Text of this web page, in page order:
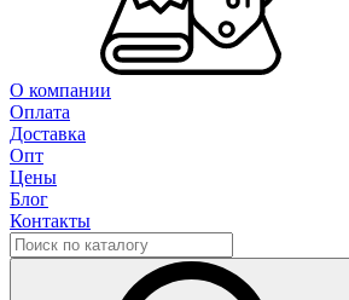
О компании
Оплата
Доставка
Опт
Цены
Блог
Контакты